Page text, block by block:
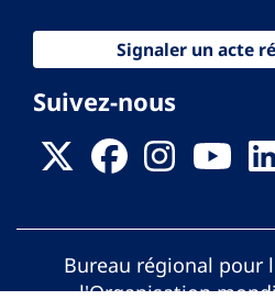
Signaler un acte
Suivez-nous
Bureau régional pour
l'Organisation